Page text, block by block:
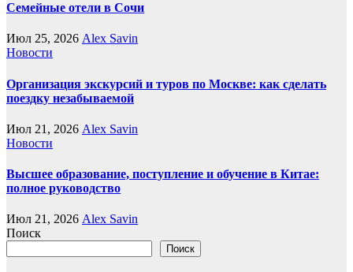
Семейные отели в Сочи
Июл 25, 2026 Alex Savin
Новости
Организация экскурсий и туров по Москве: как сделать
поездку незабываемой
Июл 21, 2026 Alex Savin
Новости
Высшее образование, поступление и обучение в Китае:
полное руководство
Июл 21, 2026 Alex Savin
Поиск
Поиск